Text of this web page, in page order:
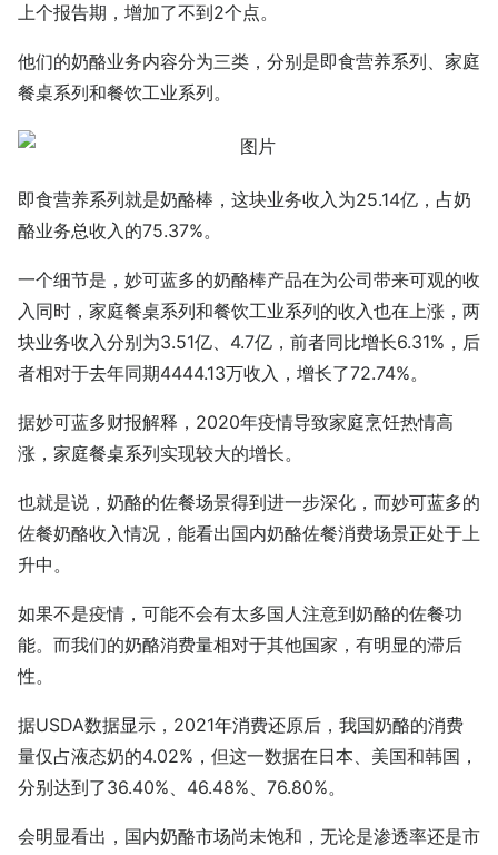
上个报告期，增加了不到2个点。
他们的奶酪业务内容分为三类，分别是即食营养系列、家庭
餐桌系列和餐饮工业系列。
即食营养系列就是奶酪棒，这块业务收入为25.14亿，占奶
酪业务总收入的75.37%。
一个细节是，妙可蓝多的奶酪棒产品在为公司带来可观的收
入同时，家庭餐桌系列和餐饮工业系列的收入也在上涨，两
块业务收入分别为3.51亿、4.7亿，前者同比增长6.31%，后
者相对于去年同期4444.13万收入，增长了72.74%。
据妙可蓝多财报解释，2020年疫情导致家庭烹饪热情高
涨，家庭餐桌系列实现较大的增长。
也就是说，奶酪的佐餐场景得到进一步深化，而妙可蓝多的
佐餐奶酪收入情况，能看出国内奶酪佐餐消费场景正处于上
升中。
如果不是疫情，可能不会有太多国人注意到奶酪的佐餐功
能。而我们的奶酪消费量相对于其他国家，有明显的滞后
性。
据USDA数据显示，2021年消费还原后，我国奶酪的消费
量仅占液态奶的4.02%，但这一数据在日本、美国和韩国，
分别达到了36.40%、46.48%、76.80%。
会明显看出，国内奶酪市场尚未饱和，无论是渗透率还是市